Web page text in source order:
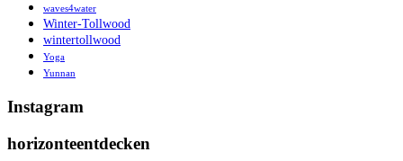
waves4water
Winter-Tollwood
wintertollwood
Yoga
Yunnan
Instagram
horizonteentdecken